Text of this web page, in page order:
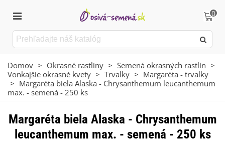
0
Domov > Okrasné rastliny > Semená okrasných rastlín >
Vonkajšie okrasné kvety > Trvalky > Margaréta - trvalky
> Margaréta biela Alaska - Chrysanthemum leucanthemum
max. - semená - 250 ks
Margaréta biela Alaska - Chrysanthemum
leucanthemum max. - semená - 250 ks